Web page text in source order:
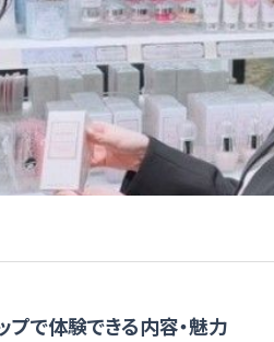
プで体験できる内容・魅力